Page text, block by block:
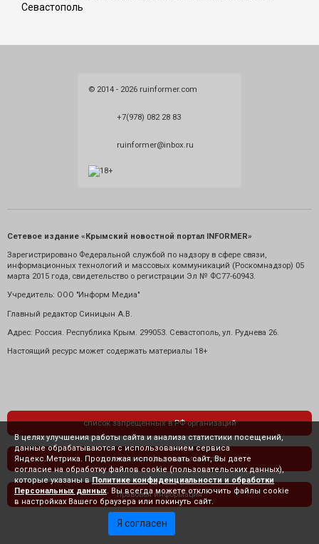
Севастополь
© 2014 - 2026 ruinformer.com
+7(978) 082 28 83
ruinformer@inbox.ru
Сетевое издание «Крымский новостной портал INFORMER»
Зарегистрировано Федеральной службой по надзору в сфере связи,
информационных технологий и массовых коммуникаций (Роскомнадзор) 05
марта 2015 года, свидетельство о регистрации Эл № ФС77-60943.
Учредитель: ООО "Информ Медиа"
Главный редактор Синицын А.В.
Адрес: Россия. Республика Крым. 299053. Севастополь, ул. Руднева 26.
Настоящий ресурс может содержать материалы 18+
список запрещенных в РФ организаций
политика конфиденциальности
правовая информация
В целях улучшения работы сайта и анализа статистики посещений,
данные обрабатываются с использованием сервиса
Яндекс.Метрика. Продолжая использовать сайт, Вы даете
согласие на обработку файлов cookie (пользовательских данных),
которые указаны в Политике конфиденциальности и обработки
Персональных данных . Вы всегда можете отключить файлы cookie
в настройках Вашего браузера или покинуть сайт.
Я согласен